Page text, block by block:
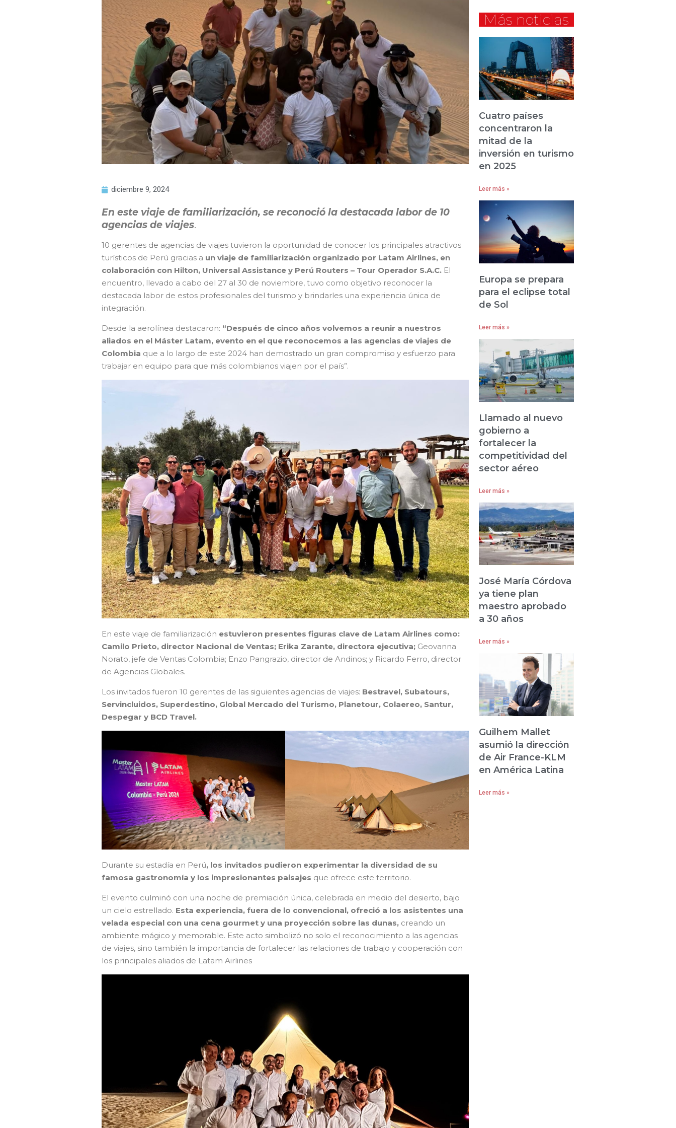
diciembre 9, 2024
En este viaje de familiarización, se reconoció la destacada labor de 10
agencias de viajes.
10 gerentes de agencias de viajes tuvieron la oportunidad de conocer los principales atractivos
turísticos de Perú gracias a un viaje de familiarización organizado por Latam Airlines, en
colaboración con Hilton, Universal Assistance y Perú Routers – Tour Operador S.A.C. El
encuentro, llevado a cabo del 27 al 30 de noviembre, tuvo como objetivo reconocer la
destacada labor de estos profesionales del turismo y brindarles una experiencia única de
integración.
Desde la aerolínea destacaron: “Después de cinco años volvemos a reunir a nuestros
aliados en el Máster Latam, evento en el que reconocemos a las agencias de viajes de
Colombia que a lo largo de este 2024 han demostrado un gran compromiso y esfuerzo para
trabajar en equipo para que más colombianos viajen por el país”.
En este viaje de familiarización estuvieron presentes figuras clave de Latam Airlines como:
Camilo Prieto, director Nacional de Ventas; Erika Zarante, directora ejecutiva; Geovanna
Norato, jefe de Ventas Colombia; Enzo Pangrazio, director de Andinos; y Ricardo Ferro, director
de Agencias Globales.
Los invitados fueron 10 gerentes de las siguientes agencias de viajes: Bestravel, Subatours,
Servincluidos, Superdestino, Global Mercado del Turismo, Planetour, Colaereo, Santur,
Despegar y BCD Travel.
Durante su estadía en Perú, los invitados pudieron experimentar la diversidad de su
famosa gastronomía y los impresionantes paisajes que ofrece este territorio.
El evento culminó con una noche de premiación única, celebrada en medio del desierto, bajo
un cielo estrellado. Esta experiencia, fuera de lo convencional, ofreció a los asistentes una
velada especial con una cena gourmet y una proyección sobre las dunas, creando un
ambiente mágico y memorable. Este acto simbolizó no solo el reconocimiento a las agencias
de viajes, sino también la importancia de fortalecer las relaciones de trabajo y cooperación con
los principales aliados de Latam Airlines
Más noticias
Cuatro países
concentraron la
mitad de la
inversión en turismo
en 2025
Leer más »
Europa se prepara
para el eclipse total
de Sol
Leer más »
Llamado al nuevo
gobierno a
fortalecer la
competitividad del
sector aéreo
Leer más »
José María Córdova
ya tiene plan
maestro aprobado
a 30 años
Leer más »
Guilhem Mallet
asumió la dirección
de Air France-KLM
en América Latina
Leer más »